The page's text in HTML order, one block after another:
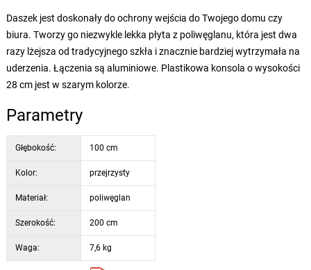
Daszek jest doskonały do ochrony wejścia do Twojego domu czy
biura. Tworzy go niezwykle lekka płyta z poliwęglanu, która jest dwa
razy lżejsza od tradycyjnego szkła i znacznie bardziej wytrzymała na
uderzenia. Łączenia są aluminiowe. Plastikowa konsola o wysokości
28 cm jest w szarym kolorze.
Parametry
Głębokość: 100 cm
Kolor: przejrzysty
Materiał: poliwęglan
Szerokość: 200 cm
Waga: 7,6 kg